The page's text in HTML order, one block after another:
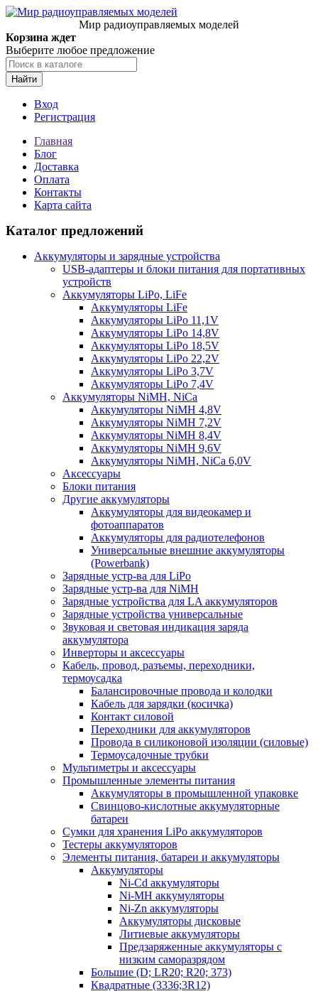
Мир радиоуправляемых моделей
Корзина ждет
Выберите любое предложение
Найти
Вход
Регистрация
Главная
Блог
Доставка
Оплата
Контакты
Карта сайта
Каталог предложений
Аккумуляторы и зарядные устройства
USB-адаптеры и блоки питания для портативных
устройств
Аккумуляторы LiPo, LiFe
Аккумуляторы LiFe
Аккумуляторы LiPo 11,1V
Аккумуляторы LiPo 14,8V
Аккумуляторы LiPo 18,5V
Аккумуляторы LiPo 22,2V
Аккумуляторы LiPo 3,7V
Аккумуляторы LiPo 7,4V
Аккумуляторы NiMH, NiCa
Аккумуляторы NiMH 4,8V
Аккумуляторы NiMH 7,2V
Аккумуляторы NiMH 8,4V
Аккумуляторы NiMH 9,6V
Аккумуляторы NiMH, NiCa 6,0V
Аксессуары
Блоки питания
Другие аккумуляторы
Аккумуляторы для видеокамер и
фотоаппаратов
Аккумуляторы для радиотелефонов
Универсальные внешние аккумуляторы
(Powerbank)
Зарядные устр-ва для LiPo
Зарядные устр-ва для NiMH
Зарядные устройства для LA аккумуляторов
Зарядные устройства универсальные
Звуковая и световая индикация заряда
аккумулятора
Инверторы и аксессуары
Кабель, провод, разъемы, переходники,
термоусадка
Балансировочные провода и колодки
Кабель для зарядки (косичка)
Контакт силовой
Переходники для аккумуляторов
Провода в силиконовой изоляции (силовые)
Термоусадочные трубки
Мультиметры и аксессуары
Промышленные элементы питания
Аккумуляторы в промышленной упаковке
Свинцово-кислотные аккумуляторные
батареи
Сумки для хранения LiPo аккумуляторов
Тестеры аккумуляторов
Элементы питания, батареи и аккумуляторы
Аккумуляторы
Ni-Cd аккумуляторы
Ni-MH аккумуляторы
Ni-Zn аккумуляторы
Аккумуляторы дисковые
Литиевые аккумуляторы
Предзаряженные аккумуляторы с
низким саморазрядом
Большие (D; LR20; R20; 373)
Квадратные (3336;3R12)